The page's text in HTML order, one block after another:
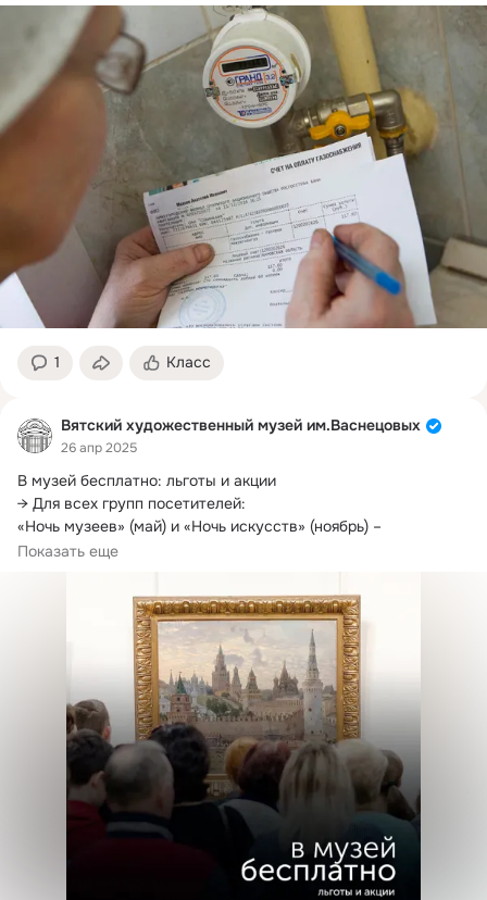
1 Класс
Вятский художественный музей им.Васнецовых
26 апр 2025
В музей бесплатно: льготы и акции
→ Для всех групп посетителей:
«Ночь музеев» (май) и «Ночь искусств» (ноябрь) –
бесплатный вход в некоторые залы постоянной экспозиции
в Художественном музее.
Показать еще